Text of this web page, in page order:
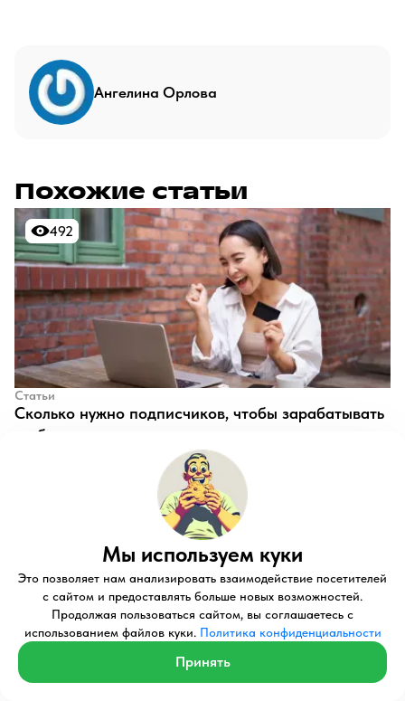
Ангелина Орлова
Похожие статьи
492
492
Статьи
​Сколько нужно подписчиков, чтобы зарабатывать
на блоге
Статьи
​Как вести свой блог в ВК
Михаил Загваздин
Мы используем куки
Это позволяет нам анализировать взаимодействие посетителей
с сайтом и предоставлять больше новых возможностей.
Продолжая пользоваться сайтом, вы соглашаетесь с
использованием файлов куки. Политика конфиденциальности
Принять